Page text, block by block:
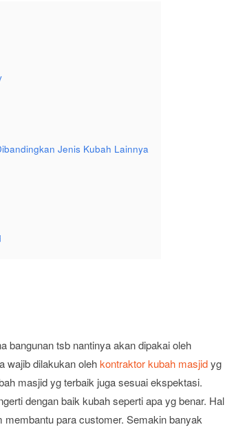
Jenis Kubah Lainnya
bangunan tsb nantinya akan dipakai oleh
wajib dilakukan olehkontraktor kubah masjidyg
masjid yg terbaik juga sesuai ekspektasi.
dengan baik kubah seperti apa yg benar. Hal
para customer. Semakin banyak